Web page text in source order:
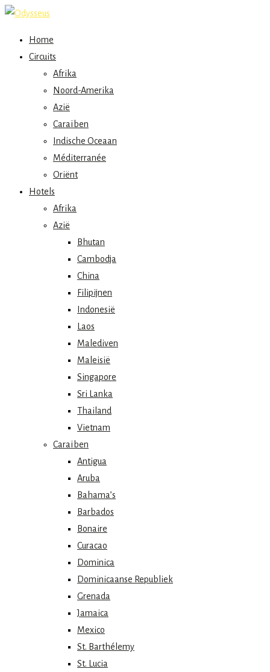
Home
Circuits
Afrika
Noord-Amerika
Azië
Caraïben
Indische Oceaan
Méditerranée
Oriënt
Hotels
Afrika
Azië
Bhutan
Cambodja
China
Filipijnen
Indonesië
Laos
Malediven
Maleisië
Singapore
Sri Lanka
Thailand
Vietnam
Caraïben
Antigua
Aruba
Bahama’s
Barbados
Bonaire
Curacao
Dominica
Dominicaanse Republiek
Grenada
Jamaica
Mexico
St. Barthélemy
St. Lucia